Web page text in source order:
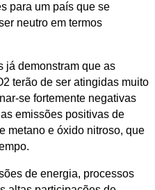
para um país que se
neutro em termos
já demonstram que as
terão de ser atingidas muito
se fortemente negativas
emissões positivas de
metano e óxido nitroso, que
de energia, processos